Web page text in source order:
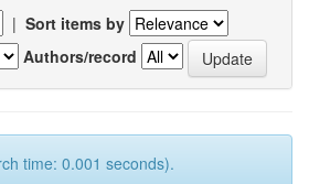
| Sort items by
Authors/record
time: 0.001 seconds).